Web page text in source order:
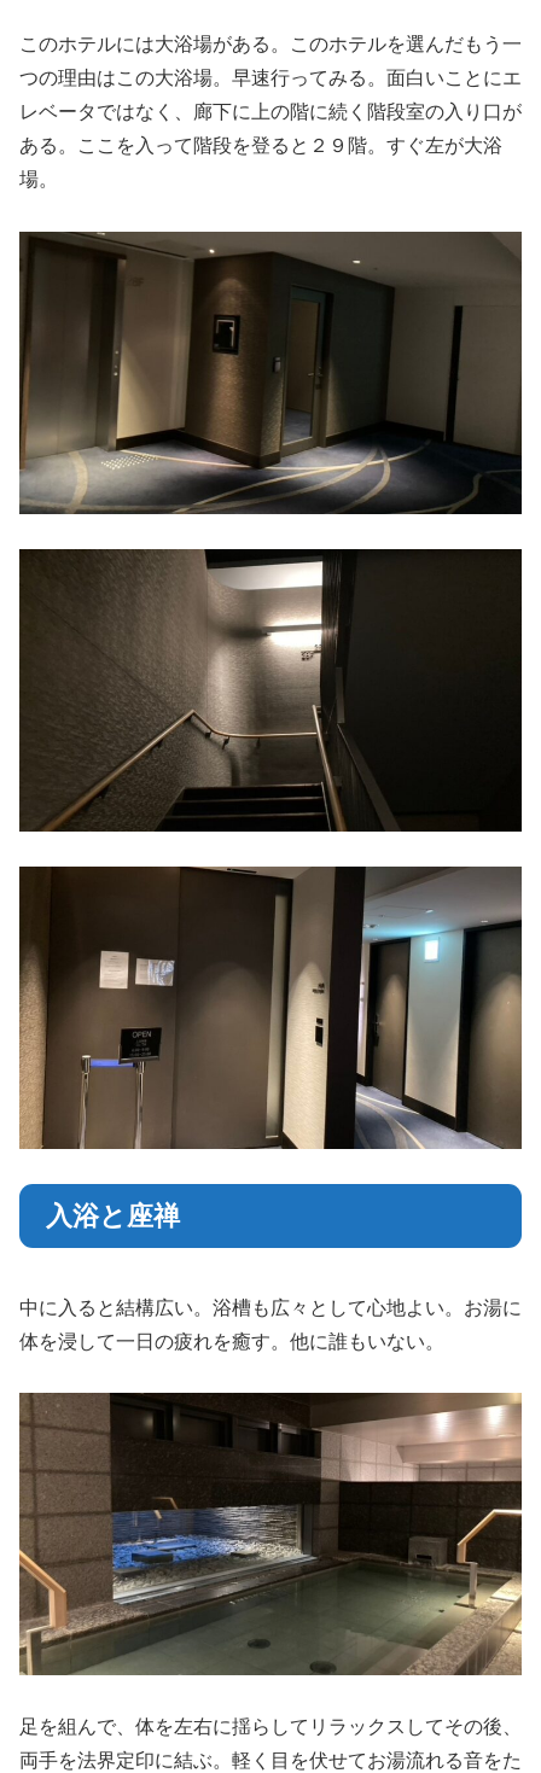
このホテルには大浴場がある。このホテルを選んだもう一
つの理由はこの大浴場。早速行ってみる。面白いことにエ
レベータではなく、廊下に上の階に続く階段室の入り口が
ある。ここを入って階段を登ると２９階。すぐ左が大浴
場。
入浴と座禅
中に入ると結構広い。浴槽も広々として心地よい。お湯に
体を浸して一日の疲れを癒す。他に誰もいない。
足を組んで、体を左右に揺らしてリラックスしてその後、
両手を法界定印に結ぶ。軽く目を伏せてお湯流れる音をた